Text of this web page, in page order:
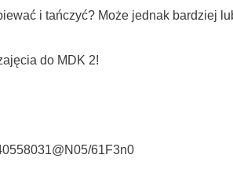
i tańczyć? Może jednak bardziej
do MDK 2!
61F3n0